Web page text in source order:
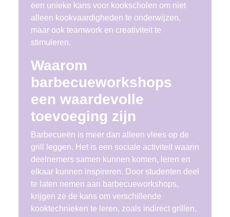
een unieke kans voor kookscholen om niet
alleen kookvaardigheden te onderwijzen,
maar ook teamwork en creativiteit te
stimuleren.
Waarom
barbecueworkshops
een waardevolle
toevoeging zijn
Barbecueën is meer dan alleen vlees op de
grill leggen. Het is een sociale activiteit waarin
deelnemers samen kunnen komen, leren en
elkaar kunnen inspireren. Door studenten deel
te laten nemen aan barbecueworkshops,
krijgen ze de kans om verschillende
kooktechnieken te leren, zoals indirect grillen,